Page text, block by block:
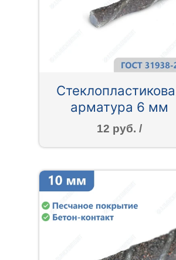
арматура 6 мм
12 руб. /